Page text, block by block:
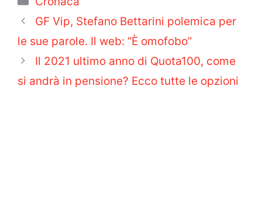
GF Vip, Stefano Bettarini polemica per
le sue parole. Il web: “È omofobo”
Il 2021 ultimo anno di Quota100, come
si andrà in pensione? Ecco tutte le opzioni